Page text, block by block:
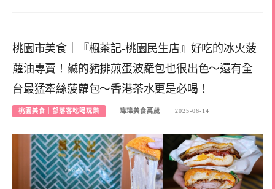
桃園市美食｜『楓茶記-桃園民生店』好吃的冰火菠
蘿油專賣！鹹的豬排煎蛋波羅包也很出色～還有全
台最猛牽絲菠蘿包～香港茶水更是必喝！
桃園美食｜部落客吃喝玩樂 瑋瑋美食萬歲 2025-06-14